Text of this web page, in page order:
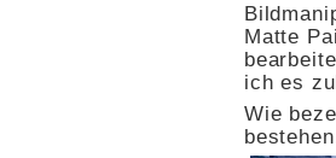
Matte
ich es
Wie